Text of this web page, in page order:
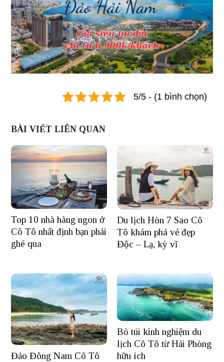
5/5 - (1 bình chọn)
BÀI VIẾT LIÊN QUAN
Top 10 nhà hàng ngon ở
Cô Tô nhất định bạn phải
ghé qua
Du lịch Hòn 7 Sao Cô
Tô khám phá vẻ đẹp
Độc – Lạ, kỳ vĩ
Đảo Đông Nam Cô Tô
Bỏ túi kinh nghiệm du
lịch Cô Tô từ Hải Phòng
hữu ích